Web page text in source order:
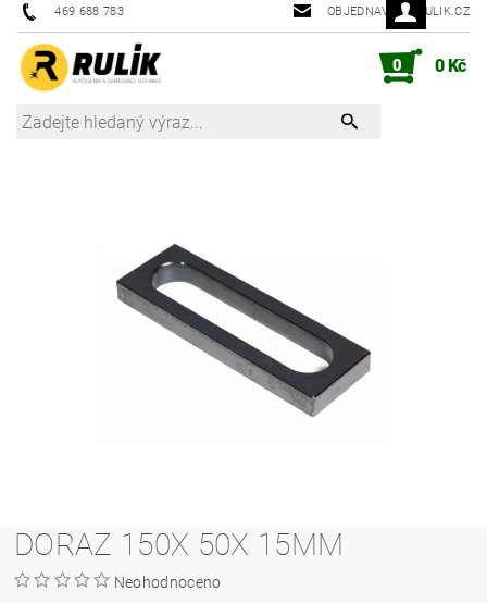
469 688 783 OBJEDNAVKY@RULIK.CZ
0 0 Kč
DORAZ 150X 50X 15MM
Neohodnoceno